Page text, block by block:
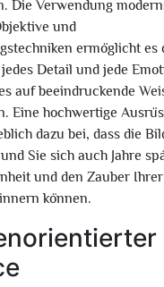
Die Verwendung
und
ermöglicht es
Detail und jede
auf beeindruckende
Eine hochwertige
dazu bei, dass die
Sie sich auch Jahre
und den Zauber Ihrer
können.